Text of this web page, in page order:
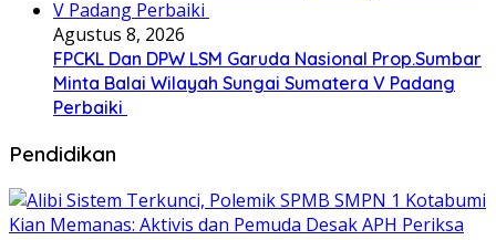
Agustus 8, 2026
FPCKL Dan DPW LSM Garuda Nasional Prop.Sumbar
Minta Balai Wilayah Sungai Sumatera V Padang
Perbaiki
Pendidikan